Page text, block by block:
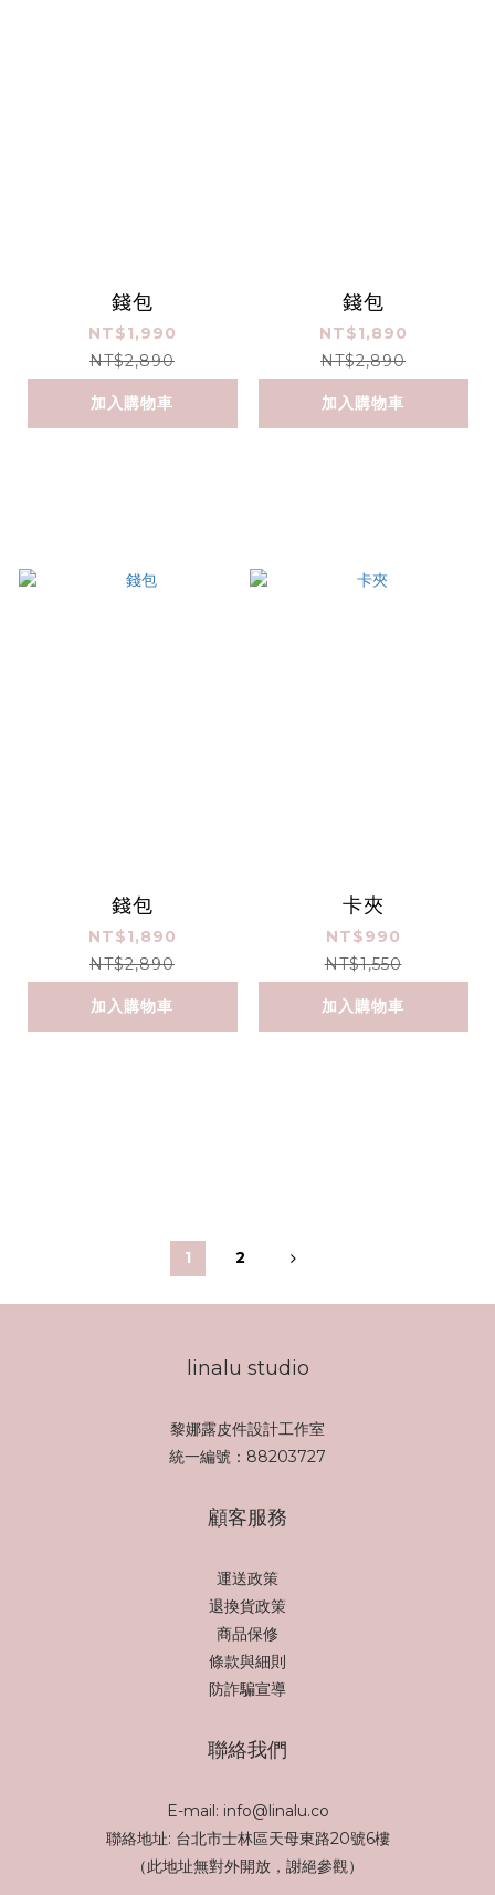
錢包
NT$1,990
NT$2,890
加入購物車
錢包
NT$1,890
NT$2,890
加入購物車
錢包
NT$1,890
NT$2,890
加入購物車
卡夾
NT$990
NT$1,550
加入購物車
1 2
linalu studio
黎娜露皮件設計工作室
統一編號：88203727
顧客服務
運送政策
退換貨政策
商品保修
條款與細則
防詐騙宣導
聯絡我們
E-mail: info@linalu.co
聯絡地址: 台北市士林區天母東路20號6樓
（此地址無對外開放，謝絕參觀）